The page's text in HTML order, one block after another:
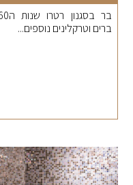
ברים וטרקלינים נוספים...